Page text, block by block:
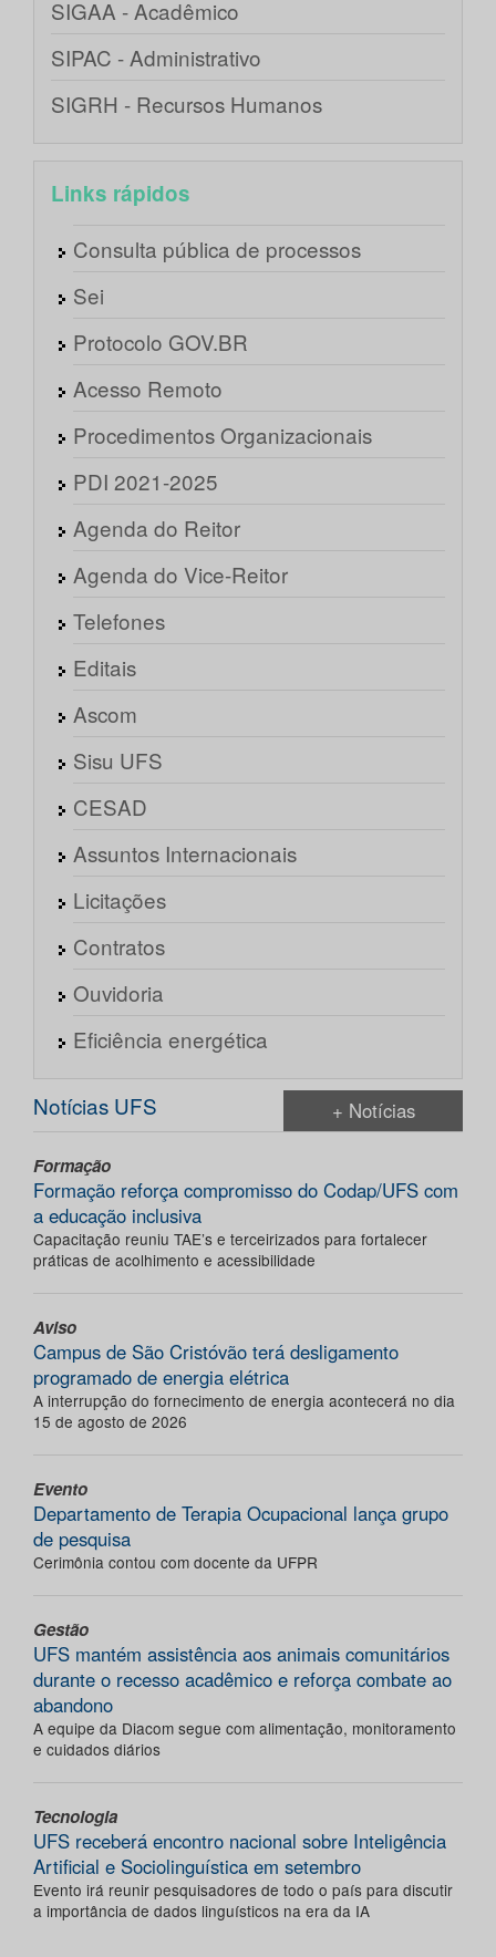
SIGAA - Acadêmico
SIPAC - Administrativo
SIGRH - Recursos Humanos
Links rápidos
Consulta pública de processos
Sei
Protocolo GOV.BR
Acesso Remoto
Procedimentos Organizacionais
PDI 2021-2025
Agenda do Reitor
Agenda do Vice-Reitor
Telefones
Editais
Ascom
Sisu UFS
CESAD
Assuntos Internacionais
Licitações
Contratos
Ouvidoria
Eficiência energética
Notícias UFS + Notícias
Formação
Formação reforça compromisso do Codap/UFS com
a educação inclusiva
Capacitação reuniu TAE’s e terceirizados para fortalecer
práticas de acolhimento e acessibilidade
Aviso
Campus de São Cristóvão terá desligamento
programado de energia elétrica
A interrupção do fornecimento de energia acontecerá no dia
15 de agosto de 2026
Evento
Departamento de Terapia Ocupacional lança grupo
de pesquisa
Cerimônia contou com docente da UFPR
Gestão
UFS mantém assistência aos animais comunitários
durante o recesso acadêmico e reforça combate ao
abandono
A equipe da Diacom segue com alimentação, monitoramento
e cuidados diários
Tecnologia
UFS receberá encontro nacional sobre Inteligência
Artificial e Sociolinguística em setembro
Evento irá reunir pesquisadores de todo o país para discutir
a importância de dados linguísticos na era da IA